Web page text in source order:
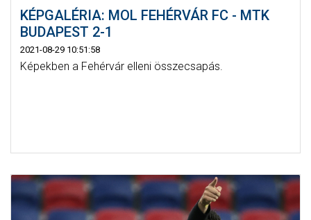
KÉPGALÉRIA: MOL FEHÉRVÁR FC - MTK
BUDAPEST 2-1
2021-08-29 10:51:58
Képekben a Fehérvár elleni összecsapás.